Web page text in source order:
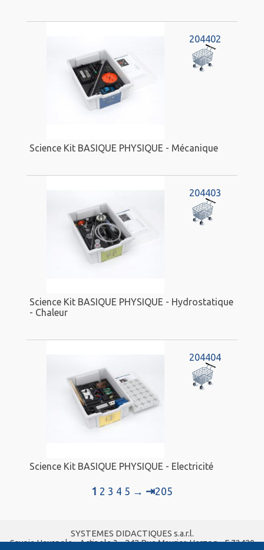
204402
Science Kit BASIQUE PHYSIQUE - Mécanique
204403
Science Kit BASIQUE PHYSIQUE - Hydrostatique
- Chaleur
204404
Science Kit BASIQUE PHYSIQUE - Electricité
1 2 3 4 5 → ⇥205
SYSTEMES DIDACTIQUES s.a.r.l.
Savoie Hexapole - Actipole 3 - 242 Rue Maurice Herzog - F 73420